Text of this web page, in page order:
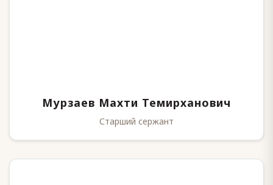
Мурзаев Махти Темирханович
Старший сержант